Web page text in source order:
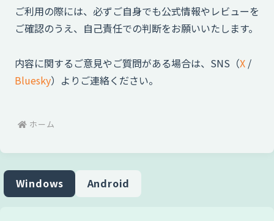
ご利用の際には、必ずご自身でも公式情報やレビューを
ご確認のうえ、自己責任での判断をお願いいたします。
内容に関するご意見やご質問がある場合は、SNS（X /
Bluesky）よりご連絡ください。
ホーム
Windows Android